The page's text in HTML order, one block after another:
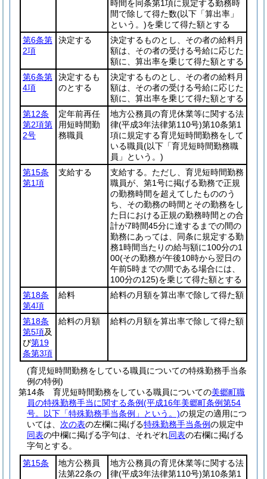
時間を同条第1項に規定する勤務時
間で除して得た数(以下「算出率」
という。)を乗じて得た額とする
第6条第
2項
決定する
決定するものとし、その者の給料月
額は、その者の受ける号給に応じた
額に、算出率を乗じて得た額とする
第6条第
4項
決定するも
のとする
決定するものとし、その者の給料月
額は、その者の受ける号給に応じた
額に、算出率を乗じて得た額とする
第12条
第2項第
2号
定年前再任
用短時間勤
務職員
地方公務員の育児休業等に関する法
律(平成3年法律第110号)第10条第1
項に規定する育児短時間勤務をして
いる職員(以下「育児短時間勤務職
員」という。)
第15条
第1項
支給する
支給する。ただし、育児短時間勤務
職員が、第1号に掲げる勤務で正規
の勤務時間を超えてしたもののう
ち、その勤務の時間とその勤務をし
た日における正規の勤務時間との合
計が7時間45分に達するまでの間の
勤務にあっては、同条に規定する勤
務1時間当たりの給与額に100分の1
00(その勤務が午後10時から翌日の
午前5時までの間である場合には、
100分の125)を乗じて得た額とする
第18条
第4項
給料 給料の月額を算出率で除して得た額
第18条
第5項及
び第19
条第3項
給料の月額 給料の月額を算出率で除して得た額
(育児短時間勤務をしている職員についての特殊勤務手当条
例の特例)
第14条
育児短時間勤務をしている職員についての美郷町職
員の特殊勤務手当に関する条例(平成16年美郷町条例第54
号。以下「特殊勤務手当条例」という。)の規定の適用につ
いては、 次の表の左欄に掲げる特殊勤務手当条例の規定中
同表の中欄に掲げる字句は、それぞれ同表の右欄に掲げる
字句とする。
第15条
地方公務員
法第22条の
地方公務員の育児休業等に関する法
律(平成3年法律第110号)第10条第1